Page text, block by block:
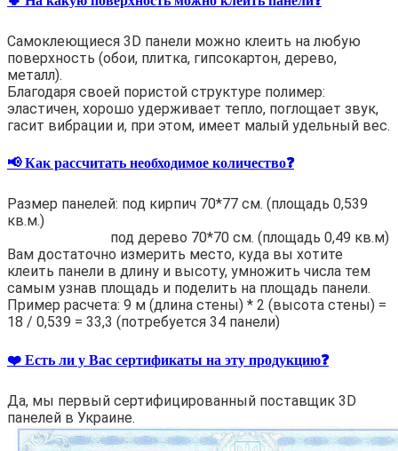
Самоклеющиеся 3D панели можно клеить на любую
поверхность (обои, плитка, гипсокартон, дерево,
металл).
Благодаря своей пористой структуре полимер:
эластичен, хорошо удерживает тепло, поглощает звук,
гасит вибрации и, при этом, имеет малый удельный вес.
📢 Как рассчитать необходимое количество❓
Размер панелей: под кирпич 70*77 см. (площадь 0,539
кв.м.)
под дерево 70*70 см. (площадь 0,49 кв.м)
Вам достаточно измерить место, куда вы хотите
клеить панели в длину и высоту, умножить числа тем
самым узнав площадь и поделить на площадь панели.
Пример расчета: 9 м (длина стены) * 2 (высота стены) =
18 / 0,539 = 33,3 (потребуется 34 панели)
❤️ Есть ли у Вас сертификаты на эту продукцию❓
Да, мы первый сертифицированный поставщик 3D
панелей в Украине.